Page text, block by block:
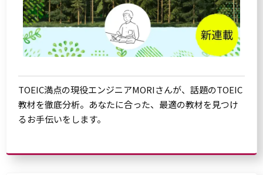
TOEIC満点の現役エンジニアMORIさんが、話題のTOEIC
教材を徹底分析。あなたに合った、最適の教材を見つけ
るお手伝いをします。